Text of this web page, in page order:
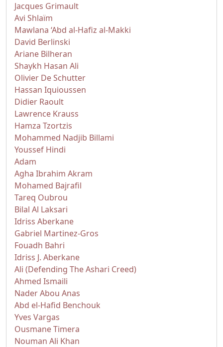
Jacques Grimault
Avi Shlaïm
Mawlana ‘Abd al-Hafiz al-Makki
David Berlinski
Ariane Bilheran
Shaykh Hasan Ali
Olivier De Schutter
Hassan Iquioussen
Didier Raoult
Lawrence Krauss
Hamza Tzortzis
Mohammed Nadjib Billami
Youssef Hindi
Adam
Agha Ibrahim Akram
Mohamed Bajrafil
Tareq Oubrou
Bilal Al Laksari
Idriss Aberkane
Gabriel Martinez-Gros
Fouadh Bahri
Idriss J. Aberkane
Ali (Defending The Ashari Creed)
Ahmed Ismaili
Nader Abou Anas
Abd el-Hafid Benchouk
Yves Vargas
Ousmane Timera
Nouman Ali Khan